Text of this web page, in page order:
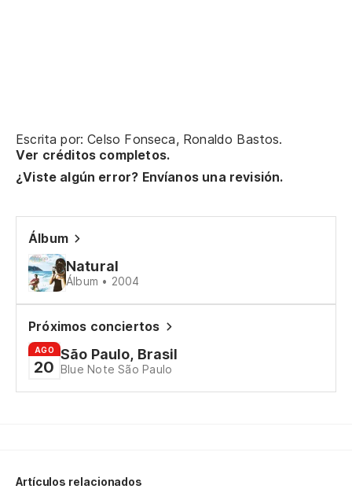
Escrita por: Celso Fonseca, Ronaldo Bastos.
Ver créditos completos.
¿Viste algún error? Envíanos una revisión.
Álbum
Natural
Álbum • 2004
Próximos conciertos
AGO
20
São Paulo, Brasil
Blue Note São Paulo
Artículos relacionados